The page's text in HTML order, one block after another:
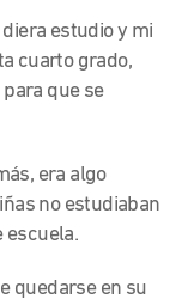
diera estudio y mi
cuarto grado,
que se
era algo
no estudiaban
escuela.
quedarse en su